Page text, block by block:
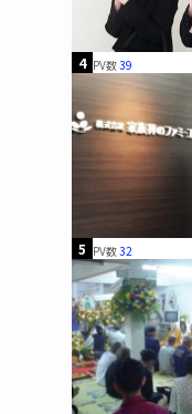
4 PV数39
5 PV数32